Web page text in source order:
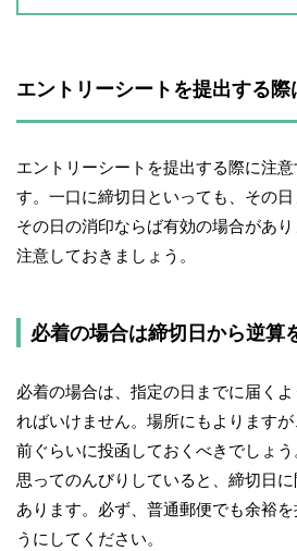
エントリーシートを提出する
エントリーシートを提出する際に注
す。一口に締切日といっても、その日
その日の消印ならば有効の場合があ
注意しておきましょう。
必着の場合は締切日から逆算
必着の場合は、指定の日までに届く
ればいけません。場所にもよります
前ぐらいに投函しておくべきでしょ
思ってのんびりしていると、締切日
あります。必ず、普通郵便でも余裕
うにしてください。